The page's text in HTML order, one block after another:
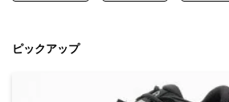
ピックアップ